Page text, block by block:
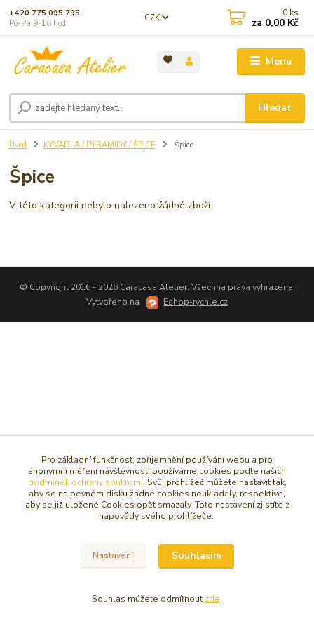
Menu
CZK
Hledat
+420 775 095 795
Po-Pá 9-16 hod.
0 ks
za 0,00 Kč
Úvod KYVADLA / PYRAMIDY / ŠPICE Špice
Špice
V této kategorii nebylo nalezeno žádné zboží.
© Copyright 2016 - 2026 Caracasa Atelier. Všechna práva vyhrazena.
Vytvořeno na
Eshop-rychle.cz
Pro základní funkčnost, zpříjemnění používání webu a pro
anonymní měření návštěvnosti používáme cookies podle našich
podmínek ochrany soukromí. Svůj prohlížeč můžete nastavit tak,
aby se na pevném disku žádné cookies neukládaly, respektive,
aby se již uložené Cookies opět smazaly. Toto nastavení zjistíte z
nápovědy svého prohlížeče.
Nastavení Souhlasím
Souhlas můžete odmítnout zde.